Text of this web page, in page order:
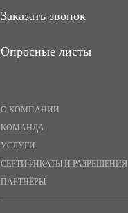
Заказать звонок
Опросные листы
О КОМПАНИИ
КОМАНДА
УСЛУГИ
СЕРТИФИКАТЫ И РАЗРЕШЕНИЯ
ПАРТНЁРЫ